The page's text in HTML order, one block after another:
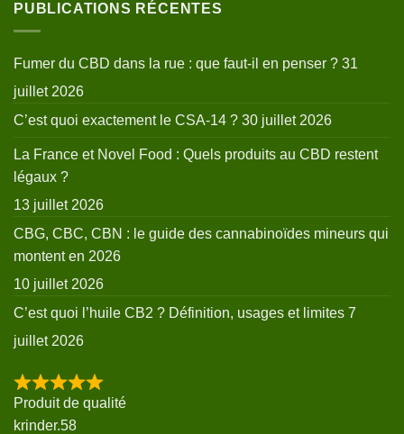
PUBLICATIONS RÉCENTES
Fumer du CBD dans la rue : que faut-il en penser ? 31
juillet 2026
C’est quoi exactement le CSA-14 ? 30 juillet 2026
La France et Novel Food : Quels produits au CBD restent
légaux ?
13 juillet 2026
CBG, CBC, CBN : le guide des cannabinoïdes mineurs qui
montent en 2026
10 juillet 2026
C’est quoi l’huile CB2 ? Définition, usages et limites 7
juillet 2026
Produit de qualité
krinder.58